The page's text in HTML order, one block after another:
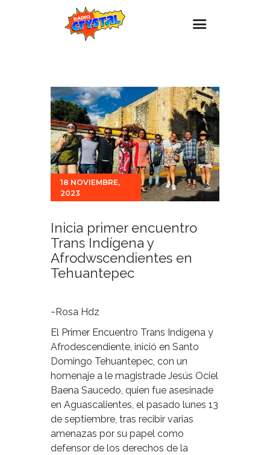
Estaciones
Eventos
Promociones
Noticias
Para ti
Contacto
18 NOVIEMBRE,
2023
Inicia primer encuentro
Trans Indígena y
Afrodwscendientes en
Tehuantepec
~Rosa Hdz
El Primer Encuentro Trans Indígena y
Afrodescendiente, inició en Santo
Domingo Tehuantepec, con un
homenaje a le magistrade Jesús Ociel
Baena Saucedo, quien fue asesinade
en Aguascalientes, el pasado lunes 13
de septiembre, tras recibir varias
amenazas por su papel como
defensor de los derechos de la